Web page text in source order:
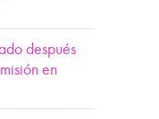
después
en